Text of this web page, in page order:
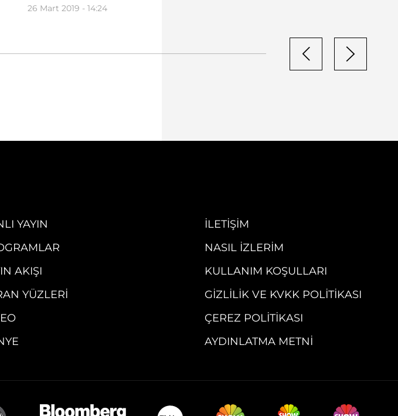
26 Mart 2019 - 14:24
YAYIN
AKIŞI
YÜZLERI
İLETIŞIM
NASIL İZLERIM
KULLANIM KOŞULLARI
GIZLILIK VE KVKK POLITIKASI
ÇEREZ POLITIKASI
AYDINLATMA METNI